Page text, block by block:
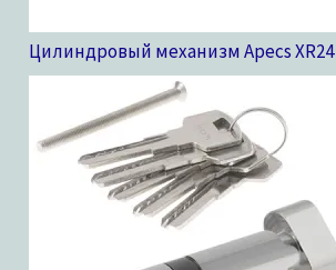
Цилиндровый механизм Apecs XR24